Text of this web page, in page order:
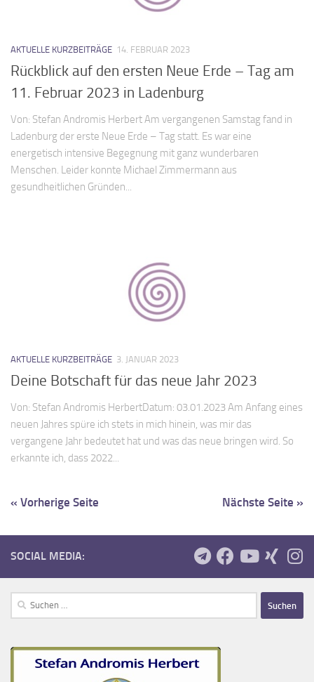
AKTUELLE KURZBEITRÄGE 14. FEBRUAR 2023
Rückblick auf den ersten Neue Erde – Tag am
11. Februar 2023 in Ladenburg
Von: Stefan Andromis Herbert Am vergangenen Samstag fand in
Ladenburg der erste Neue Erde – Tag statt. Es war eine
energetisch intensive Begegnung mit ganz wunderbaren
Menschen. Leider konnte Michael Zimmermann aus
gesundheitlichen Gründen...
AKTUELLE KURZBEITRÄGE 3. JANUAR 2023
Deine Botschaft für das neue Jahr 2023
Von: Stefan Andromis HerbertDatum: 03.01.2023 Am Anfang eines
neuen Jahres spüre ich stets in mich hinein, was mir das
vergangene Jahr bedeutet hat und was das neue bringen wird. So
erkannte ich, dass 2022...
« Vorherige Seite Nächste Seite »
SOCIAL MEDIA:
Suchen
nach: